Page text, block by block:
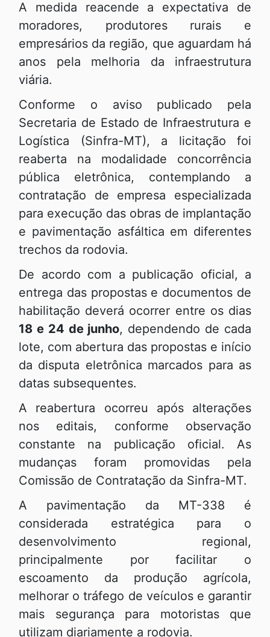
A medida reacende a expectativa de
moradores, produtores rurais e
empresários da região, que aguardam há
anos pela melhoria da infraestrutura
viária.
Conforme o aviso publicado pela
Secretaria de Estado de Infraestrutura e
Logística (Sinfra-MT), a licitação foi
reaberta na modalidade concorrência
pública eletrônica, contemplando a
contratação de empresa especializada
para execução das obras de implantação
e pavimentação asfáltica em diferentes
trechos da rodovia.
De acordo com a publicação oficial, a
entrega das propostas e documentos de
habilitação deverá ocorrer entre os dias
18 e 24 de junho, dependendo de cada
lote, com abertura das propostas e início
da disputa eletrônica marcados para as
datas subsequentes.
A reabertura ocorreu após alterações
nos editais, conforme observação
constante na publicação oficial. As
mudanças foram promovidas pela
Comissão de Contratação da Sinfra-MT.
A pavimentação da MT-338 é
considerada estratégica para o
desenvolvimento regional,
principalmente por facilitar o
escoamento da produção agrícola,
melhorar o tráfego de veículos e garantir
mais segurança para motoristas que
utilizam diariamente a rodovia.